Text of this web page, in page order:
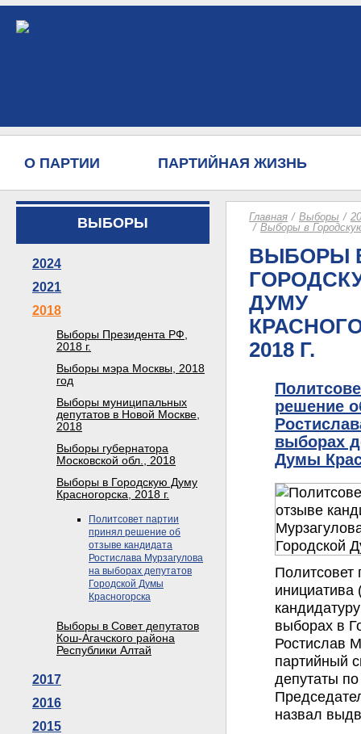
О ПАРТИИ ПАРТИЙНАЯ ЖИЗНЬ
Главная Выборы
Выборы в
ВЫБОРЫ
ДУМУ
2018 Г.
решение
выборах
Думы
Политсовет
инициатива
выборах в
Ростислав
партийный
депутаты
назвал
ВЫБОРЫ
2024
2021
2018
Выборы Президента РФ,
2018 г.
Выборы мэра Москвы, 2018
год
Выборы муниципальных
депутатов в Новой Москве,
2018
Выборы губернатора
Московской обл., 2018
Выборы в Городскую Думу
Красногорска, 2018 г.
Политсовет партии
принял решение об
отзыве кандидата
Ростислава Мурзагулова
на выборах депутатов
Городской Думы
Красногорска
Выборы в Совет депутатов
Кош-Агачского района
Республики Алтай
2017
2016
2015